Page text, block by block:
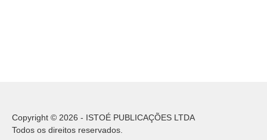
Copyright © 2026 - ISTOÉ PUBLICAÇÕES LTDA
Todos os direitos reservados.